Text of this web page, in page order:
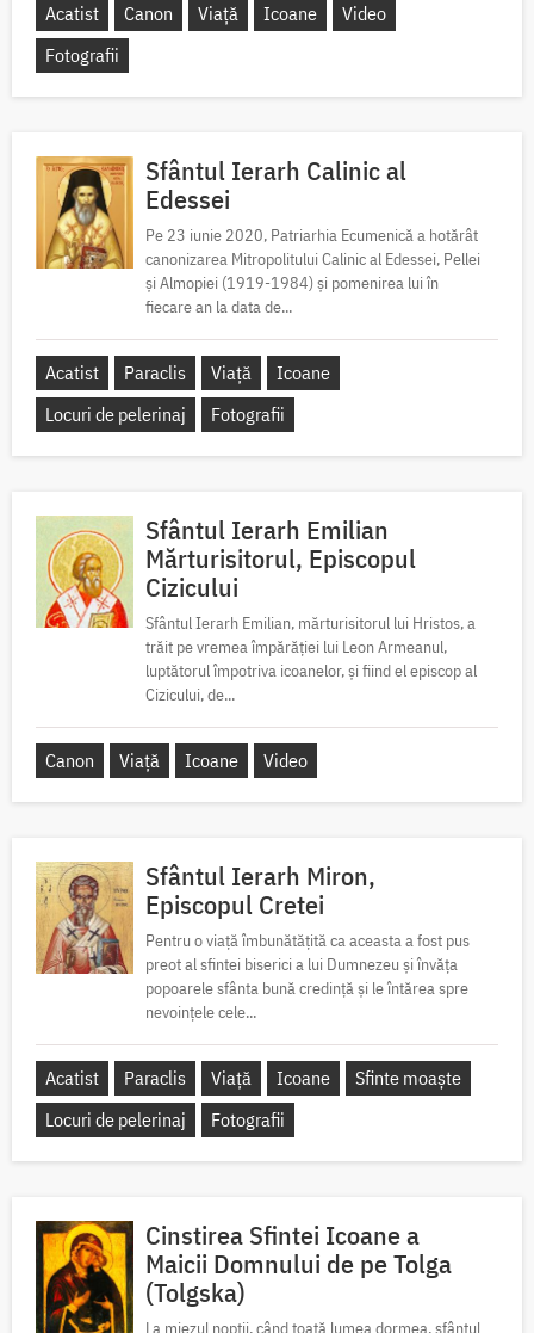
Acatist Canon Viață Icoane
Video
Fotografii
Sfântul Ierarh Calinic al
Edessei
Pe 23 iunie 2020, Patriarhia Ecumenică a hotărât
canonizarea Mitropolitului Calinic al Edessei, Pellei
și Almopiei (1919-1984) și pomenirea lui în
fiecare an la data de...
Acatist Paraclis Viață
Icoane
Locuri de pelerinaj
Fotografii
Sfântul Ierarh Emilian
Mărturisitorul, Episcopul
Cizicului
Sfântul Ierarh Emilian, mărturisitorul lui Hristos, a
trăit pe vremea împărăției lui Leon Armeanul,
luptătorul împotriva icoanelor, și fiind el episcop al
Cizicului, de...
Canon Viață Icoane Video
Sfântul Ierarh Miron,
Episcopul Cretei
Pentru o viață îmbunătățită ca aceasta a fost pus
preot al sfintei biserici a lui Dumnezeu și învăța
popoarele sfânta bună credință și le întărea spre
nevoințele cele...
Acatist Paraclis Viață Icoane
Sfinte moaște
Locuri de pelerinaj
Fotografii
Cinstirea Sfintei Icoane a
Maicii Domnului de pe Tolga
(Tolgska)
La miezul nopții, când toată lumea dormea, sfântul